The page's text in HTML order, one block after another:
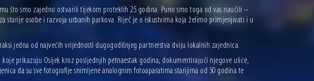
što smo zajedno ostvarili tijekom proteklih 25 godina. Puno smo toga od vas naučili –
starije osobe i razvoja urbanih parkova. Riječ je o iskustvima koja želimo primjenjivati i u
jedna od najvećih vrijednosti dugogodišnjeg partnerstva dviju lokalnih zajednica.
prikazuju Osijek kroz posljednjih petnaestak godina, dokumentirajući njegove ulice,
da su sve fotografije snimljene analognim fotoaparatima starijima od 50 godina te